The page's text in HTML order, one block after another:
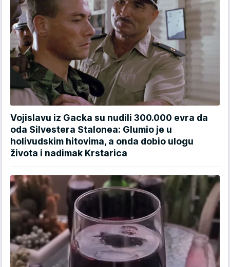
Vojislavu iz Gacka su nudili 300.000 evra da
oda Silvestera Stalonea: Glumio je u
holivudskim hitovima, a onda dobio ulogu
života i nadimak Krstarica